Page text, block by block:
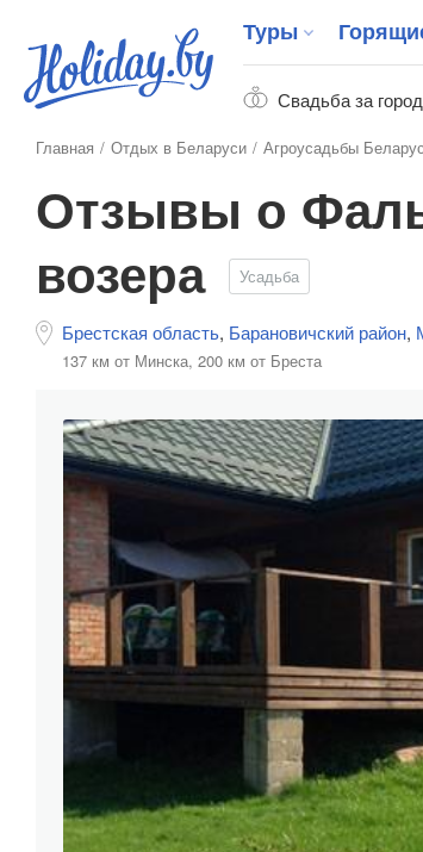
Свадьба за
Туры
Главная Отдых в Беларуси Агроусадьбы
Отзывы о
возера
Усадьба
Брестская область, Барановичский район,
137 км от Минска, 200 км от Бреста